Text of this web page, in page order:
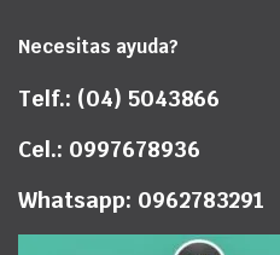
Necesitas ayuda?
Telf.: (04) 5043866
Cel.: 0997678936
Whatsapp: 0962783291